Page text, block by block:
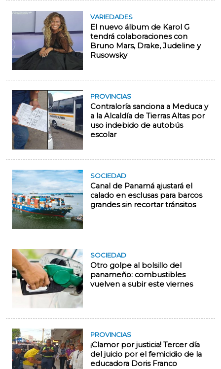
VARIEDADES
El nuevo álbum de Karol G
tendrá colaboraciones con
Bruno Mars, Drake, Judeline y
Rusowsky
PROVINCIAS
Contraloría sanciona a Meduca y
a la Alcaldía de Tierras Altas por
uso indebido de autobús
escolar
SOCIEDAD
Canal de Panamá ajustará el
calado en esclusas para barcos
grandes sin recortar tránsitos
SOCIEDAD
Otro golpe al bolsillo del
panameño: combustibles
vuelven a subir este viernes
PROVINCIAS
¡Clamor por justicia! Tercer día
del juicio por el femicidio de la
educadora Doris Franco